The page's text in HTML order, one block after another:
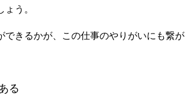
う。
きるかが、この仕事のやりがいにも繋が
る